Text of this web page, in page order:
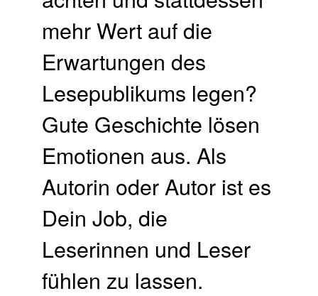
mehr Wert auf die
Erwartungen des
Lesepublikums legen?
Gute Geschichte lösen
Emotionen aus. Als
Autorin oder Autor ist es
Dein Job, die
Leserinnen und Leser
fühlen zu lassen.